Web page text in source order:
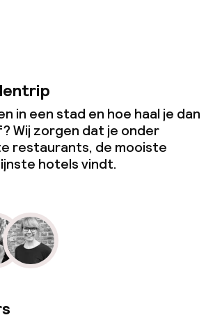
in een stad en hoe haal je dan
Wij zorgen dat je onder
restaurants, de mooiste
hotels vindt.